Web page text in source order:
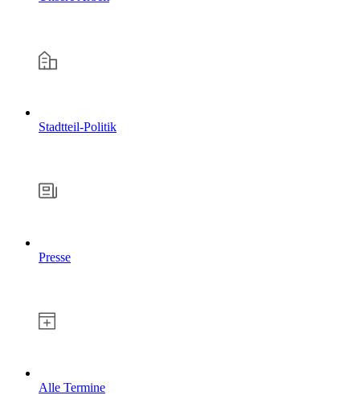
Stadtteil-Politik
Presse
Alle Termine